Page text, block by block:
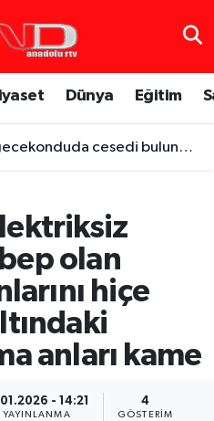
Dünya Eğitim
iş arkadaşı altınları için boğarak öldürmüş
olan
hiçe
anları kame
- 14:21
YAYINLANMA
4
GÖSTERIM